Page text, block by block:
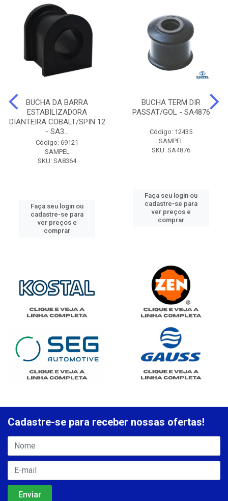
BUCHA DA BARRA
ESTABILIZADORA
DIANTEIRA COBALT/SPIN 12
- SA3...
Código: 69121
SAMPEL
SKU: SA8364
Faça seu login ou
cadastre-se para
ver preços e
comprar
BUCHA TERM DIR
PASSAT/GOL - SA4876
Código: 12435
SAMPEL
SKU: SA4876
Faça seu login ou
cadastre-se para
ver preços e
comprar
Cadastre-se para receber nossas ofertas!